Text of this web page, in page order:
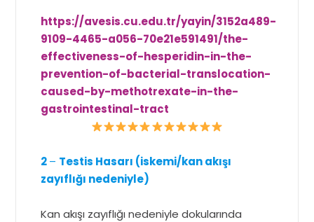
https://avesis.cu.edu.tr/yayin/3152a489-
9109-4465-a056-70e21e591491/the-
effectiveness-of-hesperidin-in-the-
prevention-of-bacterial-translocation-
caused-by-methotrexate-in-the-
gastrointestinal-tract
2– Testis Hasarı (iskemi/kan akışı
zayıflığı nedeniyle)
Kan akışı zayıflığı nedeniyle dokularında